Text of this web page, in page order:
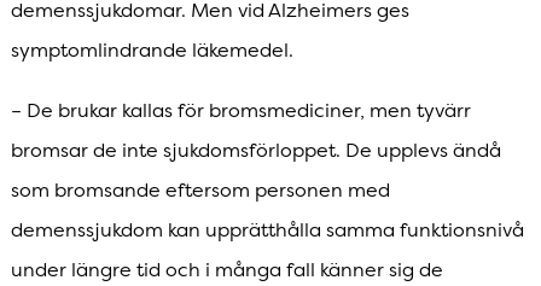
demenssjukdomar. Men vid Alzheimers ges
symptomlindrande läkemedel.
– De brukar kallas för bromsmediciner, men tyvärr
bromsar de inte sjukdomsförloppet. De upplevs ändå
som bromsande eftersom personen med
demenssjukdom kan upprätthålla samma funktionsnivå
under längre tid och i många fall känner sig de